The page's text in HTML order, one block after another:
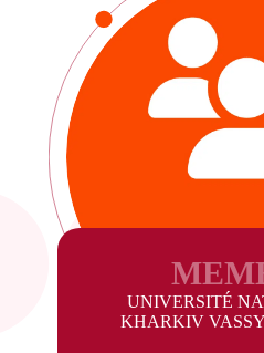
UNIVERSITÉ
KHARKIV